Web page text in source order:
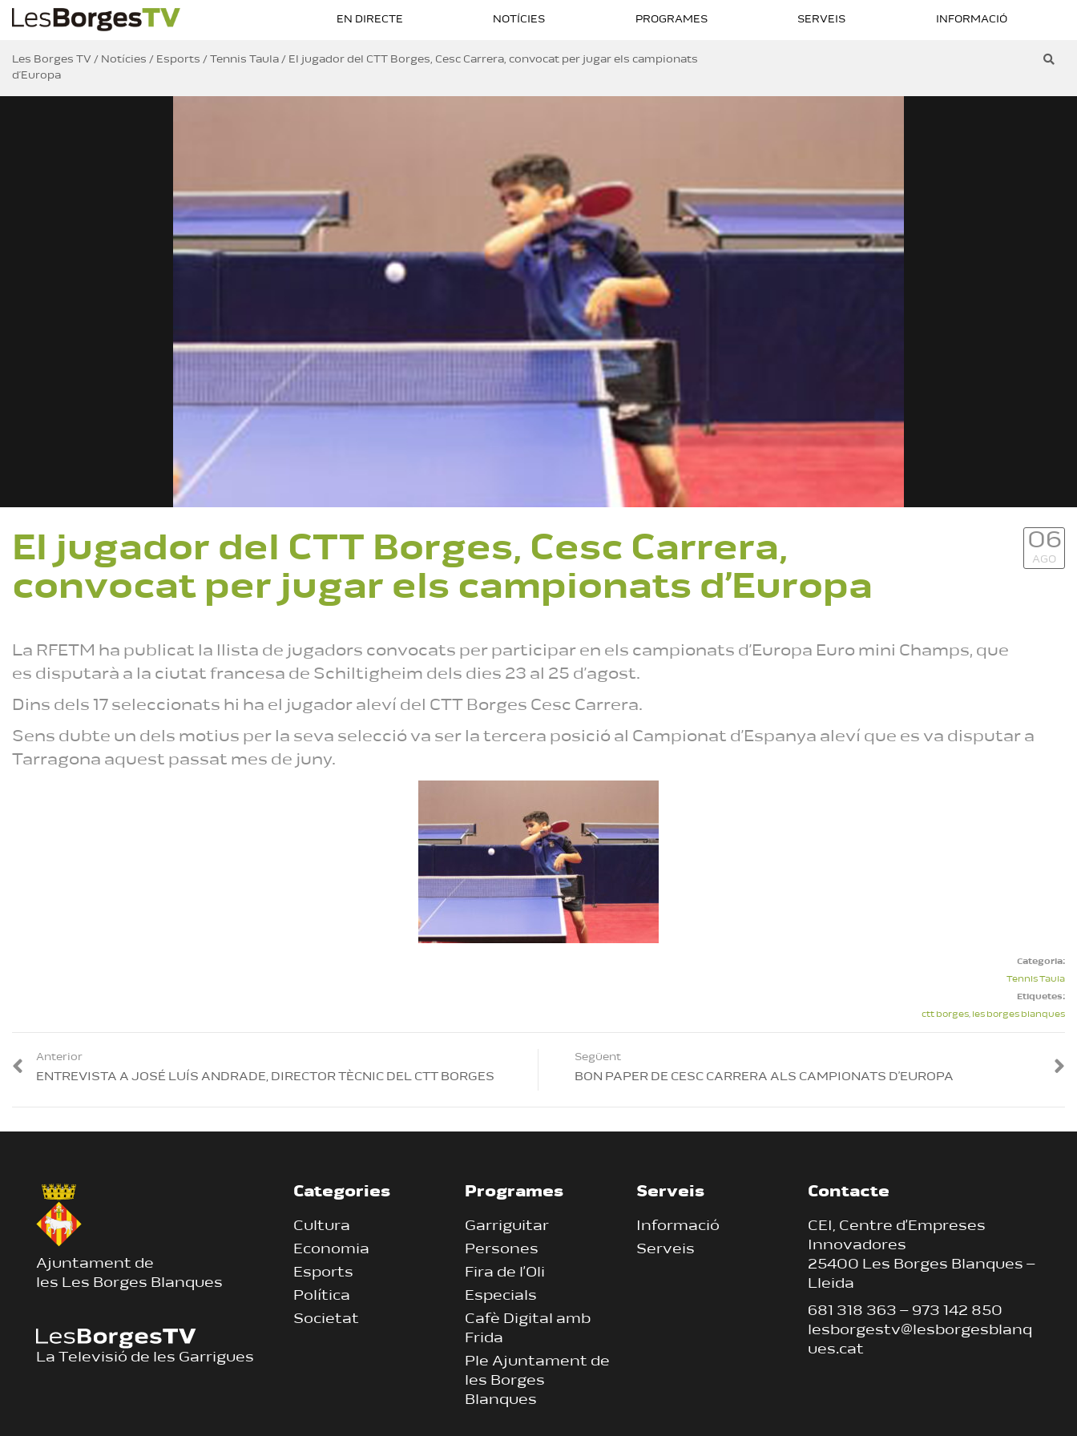
EN DIRECTE NOTÍCIES PROGRAMES SERVEIS INFORMACIÓ
Les Borges TV / Notícies / Esports / Tennis Taula / El jugador del CTT Borges, Cesc Carrera, convocat per jugar els campionats
d’Europa
El jugador del CTT Borges, Cesc Carrera,
convocat per jugar els campionats d’Europa
06
AGO
La RFETM ha publicat la llista de jugadors convocats per participar en els campionats d’Europa Euro mini Champs, que
es disputarà a la ciutat francesa de Schiltigheim dels dies 23 al 25 d’agost.
Dins dels 17 seleccionats hi ha el jugador aleví del CTT Borges Cesc Carrera.
Sens dubte un dels motius per la seva selecció va ser la tercera posició al Campionat d’Espanya aleví que es va disputar a
Tarragona aquest passat mes de juny.
Categoria:
Tennis Taula
Etiquetes:
ctt borges, les borges blanques
Anterior
ENTREVISTA A JOSÉ LUÍS ANDRADE, DIRECTOR TÈCNIC DEL CTT BORGES
Següent
BON PAPER DE CESC CARRERA ALS CAMPIONATS D’EUROPA
Ajuntament de
les Les Borges Blanques
La Televisió de les Garrigues
Categories
Cultura
Economia
Esports
Política
Societat
Programes
Garriguitar
Persones
Fira de l’Oli
Especials
Cafè Digital amb
Frida
Ple Ajuntament de
les Borges
Blanques
Serveis
Informació
Serveis
Contacte
CEI, Centre d’Empreses
Innovadores
25400 Les Borges Blanques –
Lleida
681 318 363 – 973 142 850
lesborgestv@lesborgesblanq
ues.cat